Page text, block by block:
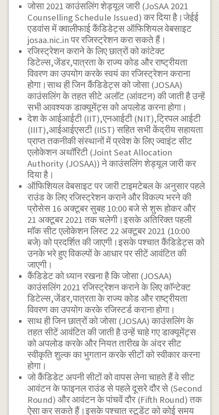
जोसा 2021 काउंसलिंग शेड्यूल जारी (JoSAA 2021
Counselling Schedule Issued) कर दिया है।जेईई
एडवांस में क्वालीफाई कैंडिडेट्स ऑफिशियल वेबसाइट
josaa.nic.in पर रजिस्ट्रेशन करा सकते हैं।
रजिस्ट्रेशन कराने के लिए छात्रों को कांटेक्ट
डिटेल्स,जेंडर,पात्रता के राज्य कोड और राष्ट्रीयता
विवरण का उपयोग करके स्वयं का रजिस्ट्रेशन कराना
होगा।साथ ही जिन कैंडिडेट्स को जोसा (JOSAA)
काउंसलिंग के तहत सीटे अलॉट (आंवटन) की जाती है उन्हें
सभी आवश्यक डाक्यूमेंट्स को अपलोड करना होगा।
देश के आईआईटी (IIT),एनआईटी (NIT),ट्रिपल आईटी
(IIIT),आईआईएसटी (IIST) सहित सभी केंद्रीय सहायता
प्राप्त तकनीकी संस्थानों में प्रवेश के लिए ज्वाइंट सीट
एलोकेशन अथॉरिटी (Joint Seat Allocation
Authority (JOSAA)) ने काउंसलिंग शेड्यूल जारी कर
दिया है।
ऑफिशियल वेबसाइट पर जारी टाइमटेबल के अनुसार पहले
राउंड के लिए रजिस्ट्रेशन कराने और विकल्प भरने की
प्रोसेस 16 अक्टूबर सुबह 10:00 बजे से शुरू होकर और
21 अक्टूबर 2021 तक चलेगी।इसके अतिरिक्त पहली
माॅक सीट एलोकेशन लिस्ट 22 अक्टूबर 2021 (10:00
बजे) को प्रदर्शित की जाएगी।इसके पश्चात कैंडिडेट्स को
उनके भरे हुए विकल्पों के आधार पर सीटें आवंटित की
जाएगी।
कैंडिडेट को ध्यान रखना है कि जोसा (JOSAA)
काउंसलिंग 2021 रजिस्ट्रेशन कराने के लिए काॅन्टेक्ट
डिटेल्स,जेंडर,पात्रता के राज्य कोड और राष्ट्रीयता
विवरण का उपयोग करके रजिस्टर्ड कराना होगा।
साथ ही जिन छात्रों को जोसा (JOSAA) काउंसलिंग के
तहत सीटें आवंटित की जाती है उन्हें चाहे गए डाक्यूमेंट्स
को अपलोड करके और नियत तारीख के अंदर सीट
स्वीकृति शुल्क का भुगतान करके सीटों को स्वीकार करना
होगा।
जो कैंडिडेट अपनी सीटों को वापस लेना चाहते हैं वे सीट
आवंटन के फाइनल राउंड से पहले दूसरे दौर से (Second
Round) और आवंटन के पांचवें दौर (Fifth Round) तक
ऐसा कर सकते हैं।इसके पश्चात स्टूडेंट को कोई समय